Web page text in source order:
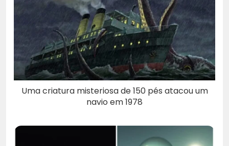
Uma criatura misteriosa de 150 pés atacou um
navio em 1978